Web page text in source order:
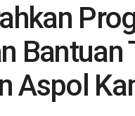
Bantuan
Aspol